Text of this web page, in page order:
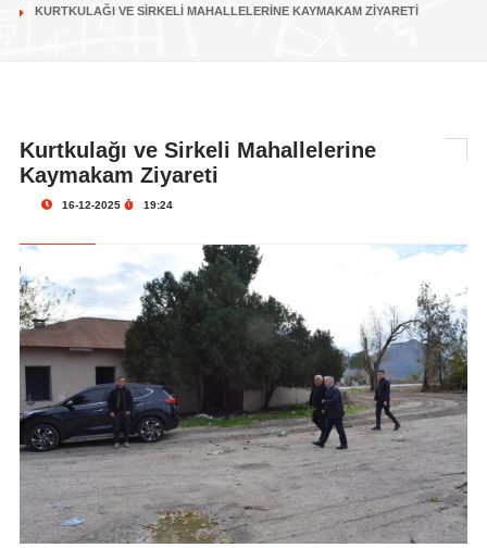
KURTKULAĞI VE SIRKELI MAHALLELERINE KAYMAKAM ZIYARETI
Kurtkulağı ve Sirkeli Mahallelerine
Kaymakam Ziyareti
16-12-2025 19:24